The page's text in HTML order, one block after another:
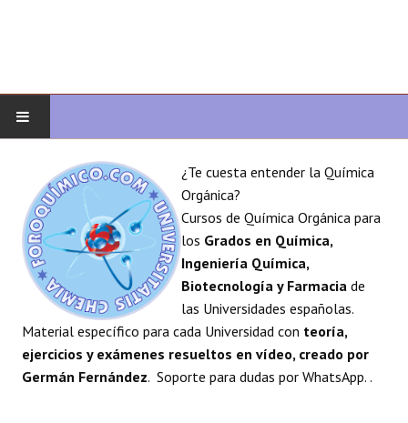
QUÍMICA ORGÁNICA
ORGÁNICA AVANZADA
HETEROCICLOS
SÍNTESIS
ESPECTROSCOPÍA
¿Te cuesta entender la Química
Orgánica?
Cursos de Química Orgánica para
los Grados en Química,
Ingeniería Química,
Biotecnología y Farmacia de
las Universidades españolas.
Material específico para cada Universidad con teoría,
ejercicios y exámenes resueltos en vídeo, creado por
Germán Fernández. Soporte para dudas por WhatsApp. .